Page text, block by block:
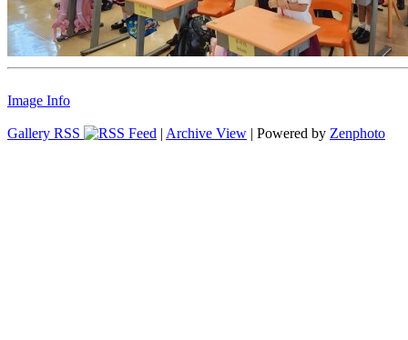
Image Info
Gallery RSS | Archive View | Powered by Zenphoto